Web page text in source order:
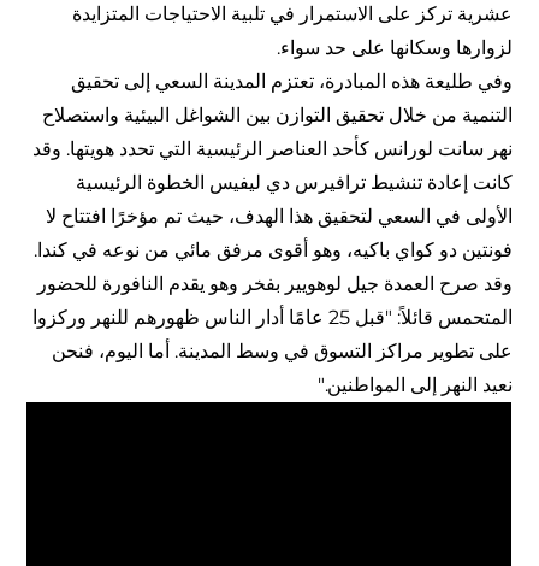
عشرية تركز على الاستمرار في تلبية الاحتياجات المتزايدة
لزوارها وسكانها على حد سواء.
وفي طليعة هذه المبادرة، تعتزم المدينة السعي إلى تحقيق
التنمية من خلال تحقيق التوازن بين الشواغل البيئية واستصلاح
نهر سانت لورانس كأحد العناصر الرئيسية التي تحدد هويتها. وقد
كانت إعادة تنشيط ترافيرس دي ليفيس الخطوة الرئيسية
الأولى في السعي لتحقيق هذا الهدف، حيث تم مؤخرًا افتتاح لا
فونتين دو كواي باكيه، وهو أقوى مرفق مائي من نوعه في كندا.
وقد صرح العمدة جيل لوهويير بفخر وهو يقدم النافورة للحضور
المتحمس قائلاً: "قبل 25 عامًا أدار الناس ظهورهم للنهر وركزوا
على تطوير مراكز التسوق في وسط المدينة. أما اليوم، فنحن
نعيد النهر إلى المواطنين."